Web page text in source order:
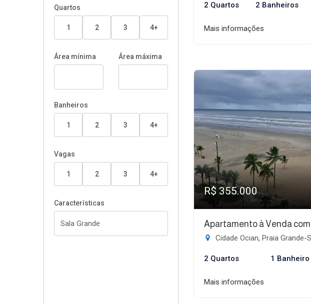
Quartos
1 2 3 4+
Área mínima Área máxima
Banheiros
1 2 3 4+
Vagas
1 2 3 4+
Características
2 Quartos 2 Banheiros
Mais informações
R$ 355.000
Apartamento à Venda com
Cidade Ocian, Praia Grande-
2 Quartos 1 Banheiro
Mais informações